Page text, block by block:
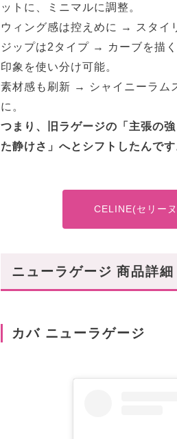
ットに、ミニマルに調整。
ウィング感は控えめに → スタイ
ジップは2タイプ → カーブを描く
印象を使い分け可能。
素材感も刷新 → シャイニーラム
に。
つまり、旧ラゲージの「主張の
た静けさ」へとシフトしたんです
CELINE(セリー
ニューラゲージ 商品詳細
カバ ニューラゲージ